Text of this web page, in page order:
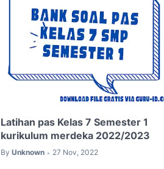
Latihan pas Kelas 7 Semester 1
kurikulum merdeka 2022/2023
By Unknown • 27 Nov, 2022